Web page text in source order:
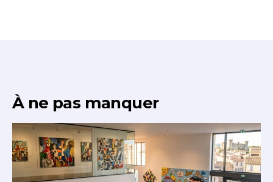
À ne pas manquer